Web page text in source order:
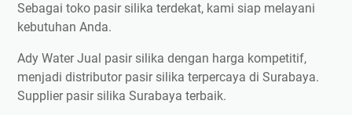
Sebagai toko pasir silika terdekat, kami siap melayani
kebutuhan Anda.
Ady Water Jual pasir silika dengan harga kompetitif,
menjadi distributor pasir silika terpercaya di Surabaya.
Supplier pasir silika Surabaya terbaik.